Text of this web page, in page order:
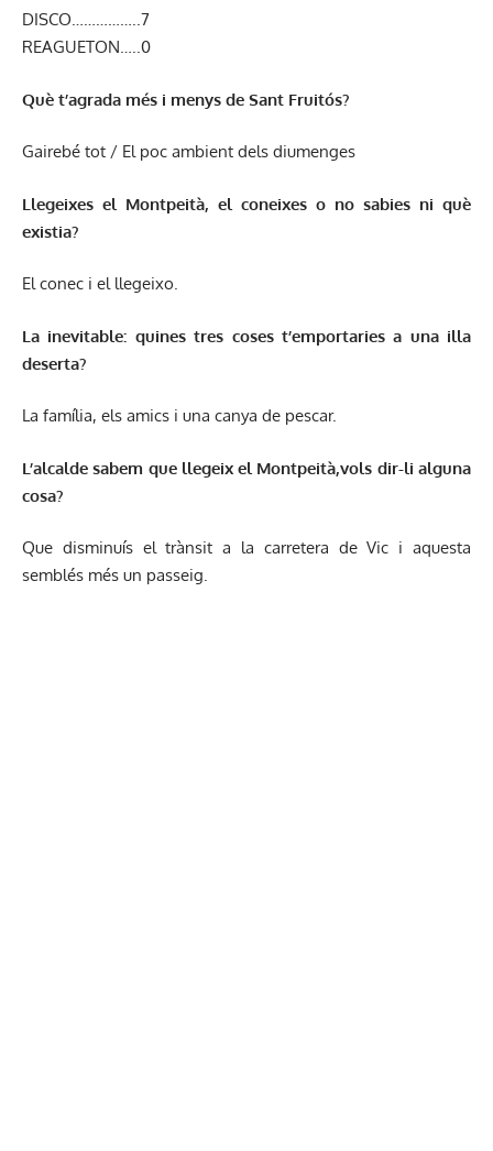
DISCO……………..7
REAGUETON…..0
Què t’agrada més i menys de Sant Fruitós?
Gairebé tot / El poc ambient dels diumenges
Llegeixes el Montpeità, el coneixes o no sabies ni què
existia?
El conec i el llegeixo.
La inevitable: quines tres coses t’emportaries a una illa
deserta?
La família, els amics i una canya de pescar.
L’alcalde sabem que llegeix el Montpeità,vols dir-li alguna
cosa?
Que disminuís el trànsit a la carretera de Vic i aquesta
semblés més un passeig.